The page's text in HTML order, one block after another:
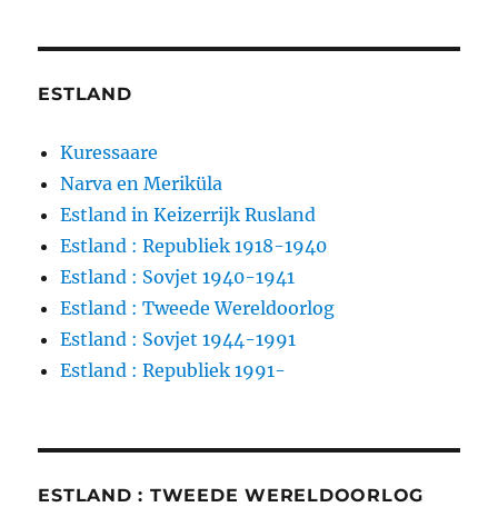
ESTLAND
Kuressaare
Narva en Meriküla
Estland in Keizerrijk Rusland
Estland : Republiek 1918-1940
Estland : Sovjet 1940-1941
Estland : Tweede Wereldoorlog
Estland : Sovjet 1944-1991
Estland : Republiek 1991-
ESTLAND : TWEEDE WERELDOORLOG